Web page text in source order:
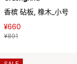
香槟 砧板, 橡木_小号
¥660
¥891